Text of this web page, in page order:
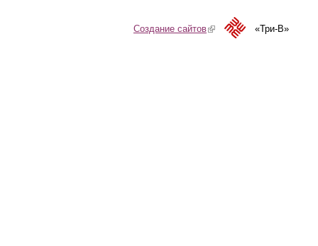
Создание сайтов(link is external)«Три-В»